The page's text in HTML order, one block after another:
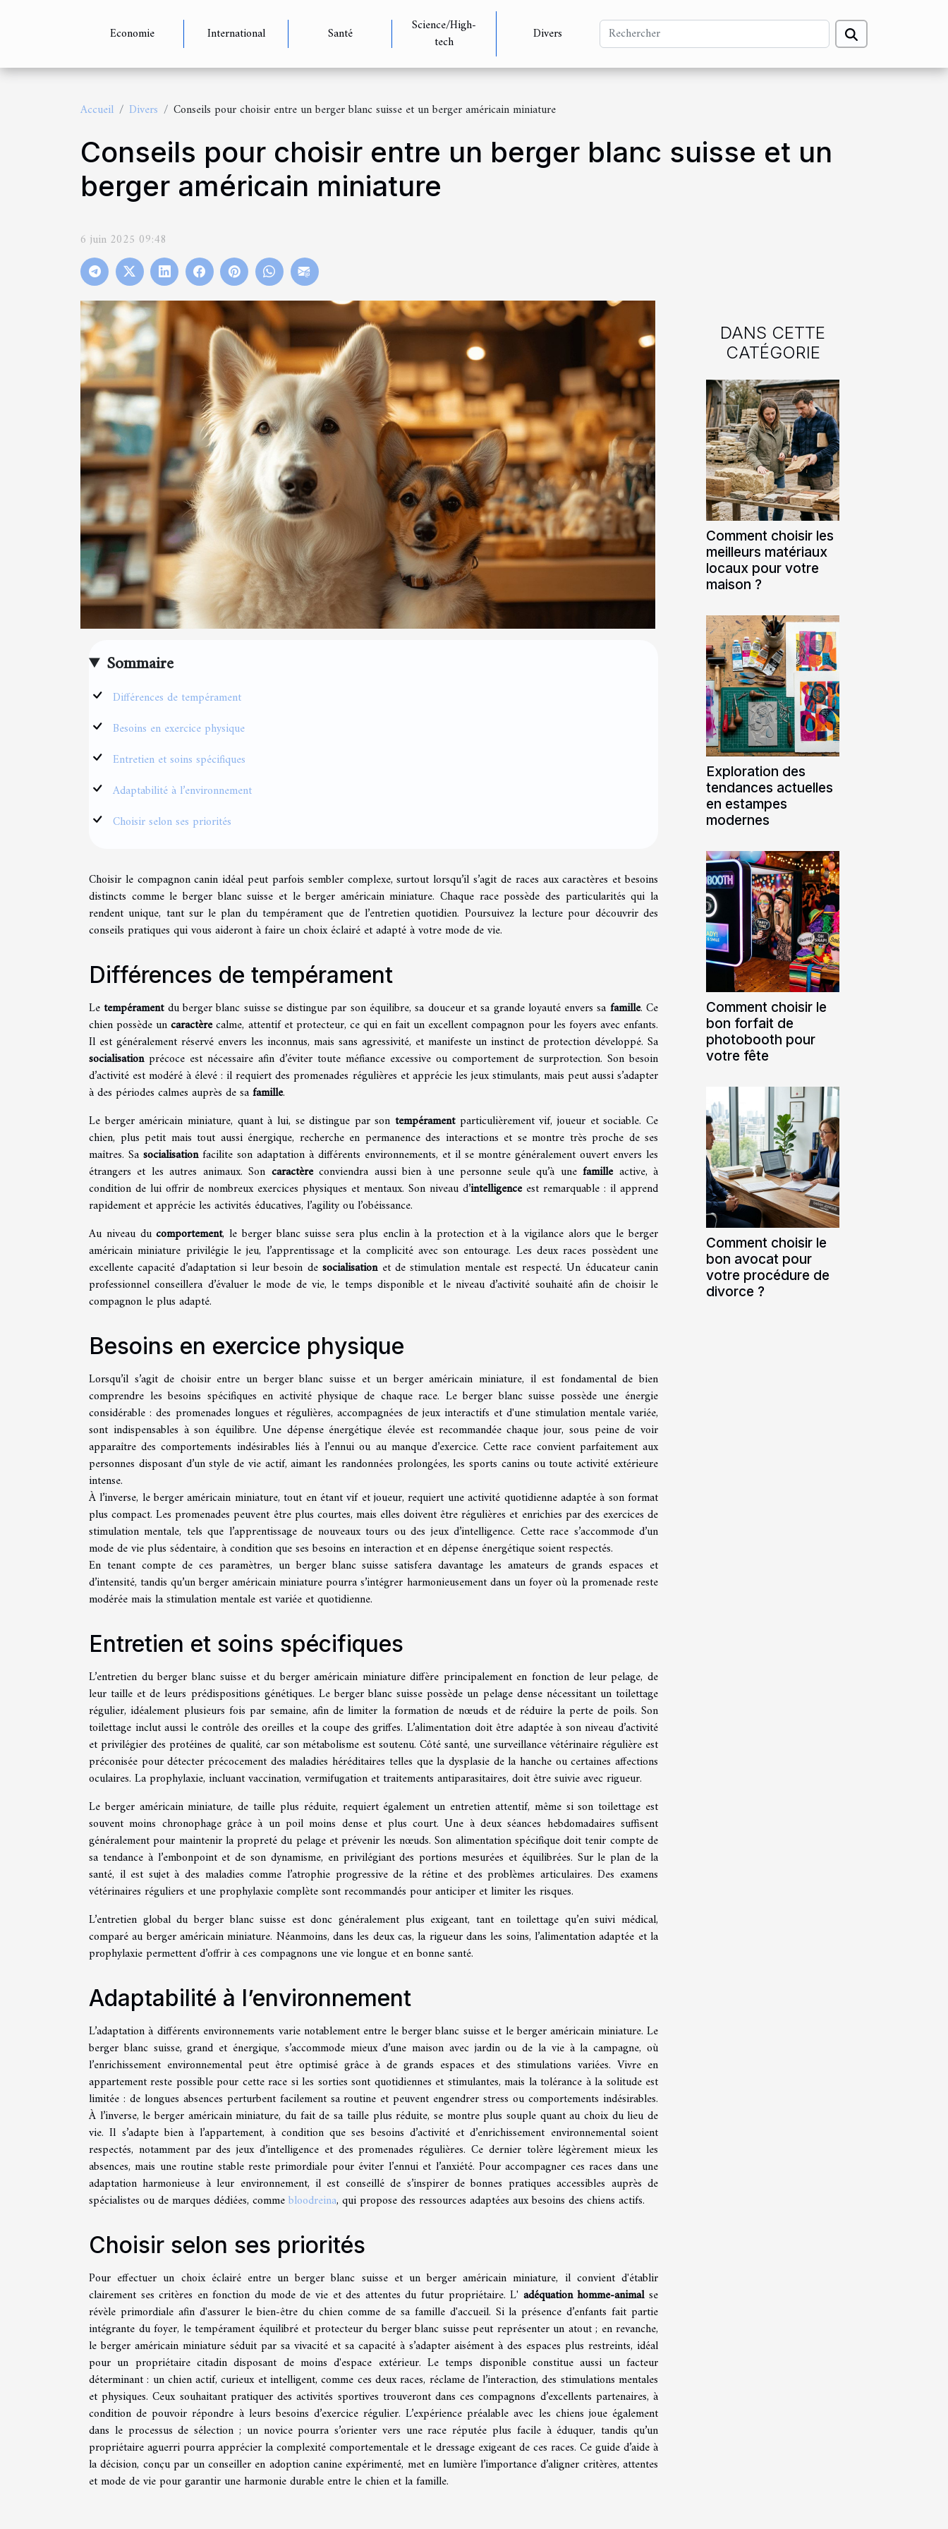
Economie International Santé
Science/High-
tech
Divers
Accueil Divers Conseils pour choisir entre un berger blanc suisse et un berger américain miniature
Conseils pour choisir entre un berger blanc suisse et un
berger américain miniature
6 juin 2025 09:48
Sommaire
Différences de tempérament
Besoins en exercice physique
Entretien et soins spécifiques
Adaptabilité à l’environnement
Choisir selon ses priorités
Choisir le compagnon canin idéal peut parfois sembler complexe, surtout lorsqu’il s’agit de races aux caractères et besoins
distincts comme le berger blanc suisse et le berger américain miniature. Chaque race possède des particularités qui la
rendent unique, tant sur le plan du tempérament que de l’entretien quotidien. Poursuivez la lecture pour découvrir des
conseils pratiques qui vous aideront à faire un choix éclairé et adapté à votre mode de vie.
Différences de tempérament
Letempéramentdu berger blanc suisse se distingue par son équilibre, sa douceur et sa grande loyauté envers sa famille. Ce
chien possède uncaractèrecalme, attentif et protecteur, ce qui en fait un excellent compagnon pour les foyers avec enfants.
Il est généralement réservé envers les inconnus, mais sans agressivité, et manifeste un instinct de protection développé. Sa
socialisationprécoce est nécessaire afin d’éviter toute méfiance excessive ou comportement de surprotection. Son besoin
d’activité est modéré à élevé : il requiert des promenades régulières et apprécie les jeux stimulants, mais peut aussi s’adapter
à des périodes calmes auprès de safamille.
Le berger américain miniature, quant à lui, se distingue par sontempéramentparticulièrement vif, joueur et sociable. Ce
chien, plus petit mais tout aussi énergique, recherche en permanence des interactions et se montre très proche de ses
maîtres. Sa socialisationfacilite son adaptation à différents environnements, et il se montre généralement ouvert envers les
étrangers et les autres animaux. Son caractèreconviendra aussi bien à une personne seule qu’à unefamilleactive, à
condition de lui offrir de nombreux exercices physiques et mentaux. Son niveau d’intelligenceest remarquable : il apprend
rapidement et apprécie les activités éducatives, l’agility ou l’obéissance.
Au niveau ducomportement, le berger blanc suisse sera plus enclin à la protection et à la vigilance alors que le berger
américain miniature privilégie le jeu, l’apprentissage et la complicité avec son entourage. Les deux races possèdent une
excellente capacité d’adaptation si leur besoin desocialisationet de stimulation mentale est respecté. Un éducateur canin
professionnel conseillera d’évaluer le mode de vie, le temps disponible et le niveau d’activité souhaité afin de choisir le
compagnon le plus adapté.
Besoins en exercice physique
Lorsqu’il s’agit de choisir entre un berger blanc suisse et un berger américain miniature, il est fondamental de bien
comprendre les besoins spécifiques en activité physique de chaque race. Le berger blanc suisse possède une énergie
considérable : des promenades longues et régulières, accompagnées de jeux interactifs et d'une stimulation mentale variée,
sont indispensables à son équilibre. Une dépense énergétique élevée est recommandée chaque jour, sous peine de voir
apparaître des comportements indésirables liés à l’ennui ou au manque d’exercice. Cette race convient parfaitement aux
personnes disposant d’un style de vie actif, aimant les randonnées prolongées, les sports canins ou toute activité extérieure
intense.
À l’inverse, le berger américain miniature, tout en étant vif et joueur, requiert une activité quotidienne adaptée à son format
plus compact. Les promenades peuvent être plus courtes, mais elles doivent être régulières et enrichies par des exercices de
stimulation mentale, tels que l’apprentissage de nouveaux tours ou des jeux d’intelligence. Cette race s’accommode d’un
mode de vie plus sédentaire, à condition que ses besoins en interaction et en dépense énergétique soient respectés.
En tenant compte de ces paramètres, un berger blanc suisse satisfera davantage les amateurs de grands espaces et
d’intensité, tandis qu’un berger américain miniature pourra s’intégrer harmonieusement dans un foyer où la promenade reste
modérée mais la stimulation mentale est variée et quotidienne.
Entretien et soins spécifiques
L’entretien du berger blanc suisse et du berger américain miniature diffère principalement en fonction de leur pelage, de
leur taille et de leurs prédispositions génétiques. Le berger blanc suisse possède un pelage dense nécessitant un toilettage
régulier, idéalement plusieurs fois par semaine, afin de limiter la formation de nœuds et de réduire la perte de poils. Son
toilettage inclut aussi le contrôle des oreilles et la coupe des griffes. L’alimentation doit être adaptée à son niveau d’activité
et privilégier des protéines de qualité, car son métabolisme est soutenu. Côté santé, une surveillance vétérinaire régulière est
préconisée pour détecter précocement des maladies héréditaires telles que la dysplasie de la hanche ou certaines affections
oculaires. La prophylaxie, incluant vaccination, vermifugation et traitements antiparasitaires, doit être suivie avec rigueur.
Le berger américain miniature, de taille plus réduite, requiert également un entretien attentif, même si son toilettage est
souvent moins chronophage grâce à un poil moins dense et plus court. Une à deux séances hebdomadaires suffisent
généralement pour maintenir la propreté du pelage et prévenir les nœuds. Son alimentation spécifique doit tenir compte de
sa tendance à l’embonpoint et de son dynamisme, en privilégiant des portions mesurées et équilibrées. Sur le plan de la
santé, il est sujet à des maladies comme l’atrophie progressive de la rétine et des problèmes articulaires. Des examens
vétérinaires réguliers et une prophylaxie complète sont recommandés pour anticiper et limiter les risques.
L’entretien global du berger blanc suisse est donc généralement plus exigeant, tant en toilettage qu’en suivi médical,
comparé au berger américain miniature. Néanmoins, dans les deux cas, la rigueur dans les soins, l’alimentation adaptée et la
prophylaxie permettent d’offrir à ces compagnons une vie longue et en bonne santé.
Adaptabilité à l’environnement
L’adaptation à différents environnements varie notablement entre le berger blanc suisse et le berger américain miniature. Le
berger blanc suisse, grand et énergique, s’accommode mieux d’une maison avec jardin ou de la vie à la campagne, où
l’enrichissement environnemental peut être optimisé grâce à de grands espaces et des stimulations variées. Vivre en
appartement reste possible pour cette race si les sorties sont quotidiennes et stimulantes, mais la tolérance à la solitude est
limitée : de longues absences perturbent facilement sa routine et peuvent engendrer stress ou comportements indésirables.
À l’inverse, le berger américain miniature, du fait de sa taille plus réduite, se montre plus souple quant au choix du lieu de
vie. Il s’adapte bien à l’appartement, à condition que ses besoins d’activité et d’enrichissement environnemental soient
respectés, notamment par des jeux d’intelligence et des promenades régulières. Ce dernier tolère légèrement mieux les
absences, mais une routine stable reste primordiale pour éviter l’ennui et l’anxiété. Pour accompagner ces races dans une
adaptation harmonieuse à leur environnement, il est conseillé de s’inspirer de bonnes pratiques accessibles auprès de
spécialistes ou de marques dédiées, commebloodreina, qui propose des ressources adaptées aux besoins des chiens actifs.
Choisir selon ses priorités
Pour effectuer un choix éclairé entre un berger blanc suisse et un berger américain miniature, il convient d'établir
clairement ses critères en fonction du mode de vie et des attentes du futur propriétaire. L' adéquation homme-animalse
révèle primordiale afin d'assurer le bien-être du chien comme de sa famille d'accueil. Si la présence d’enfants fait partie
intégrante du foyer, le tempérament équilibré et protecteur du berger blanc suisse peut représenter un atout ; en revanche,
le berger américain miniature séduit par sa vivacité et sa capacité à s’adapter aisément à des espaces plus restreints, idéal
pour un propriétaire citadin disposant de moins d'espace extérieur. Le temps disponible constitue aussi un facteur
déterminant : un chien actif, curieux et intelligent, comme ces deux races, réclame de l’interaction, des stimulations mentales
et physiques. Ceux souhaitant pratiquer des activités sportives trouveront dans ces compagnons d’excellents partenaires, à
condition de pouvoir répondre à leurs besoins d’exercice régulier. L’expérience préalable avec les chiens joue également
dans le processus de sélection ; un novice pourra s’orienter vers une race réputée plus facile à éduquer, tandis qu’un
propriétaire aguerri pourra apprécier la complexité comportementale et le dressage exigeant de ces races. Ce guide d’aide à
la décision, conçu par un conseiller en adoption canine expérimenté, met en lumière l’importance d’aligner critères, attentes
et mode de vie pour garantir une harmonie durable entre le chien et la famille.
DANS CETTE
CATÉGORIE
Comment choisir les
meilleurs matériaux
locaux pour votre
maison ?
Exploration des
tendances actuelles
en estampes
modernes
Comment choisir le
bon forfait de
photobooth pour
votre fête
Comment choisir le
bon avocat pour
votre procédure de
divorce ?